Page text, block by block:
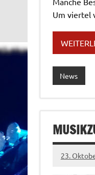
Um viertel
News
23.